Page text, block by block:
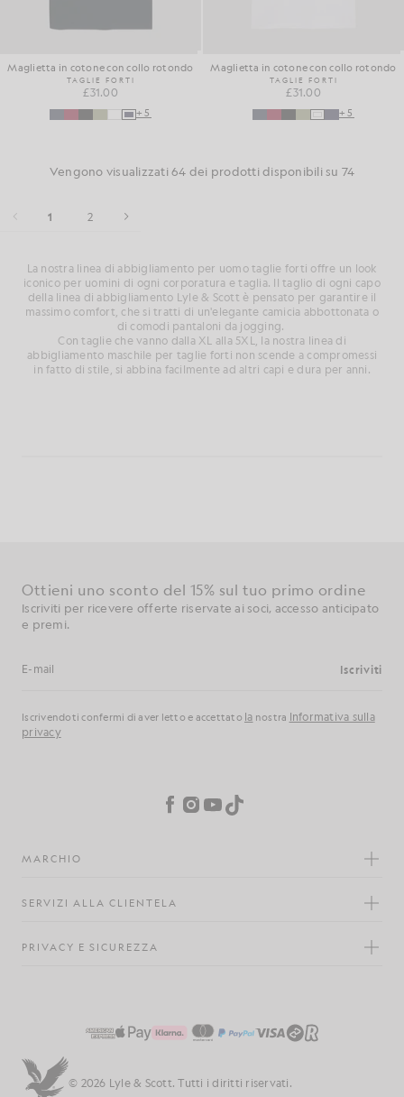
Maglietta in cotone con collo rotondo
TAGLIE FORTI
£31.00
+5
Maglietta in cotone con collo rotondo
TAGLIE FORTI
£31.00
+5
Vengono visualizzati 64 dei prodotti disponibili su 74
1 2
La nostra linea di abbigliamento per uomo taglie forti offre un look
iconico per uomini di ogni corporatura e taglia. Il taglio di ogni capo
della linea di abbigliamento Lyle & Scott è pensato per garantire il
massimo comfort, che si tratti di un'elegante camicia abbottonata o
di comodi pantaloni da jogging.
Con taglie che vanno dalla XL alla 5XL, la nostra linea di
abbigliamento maschile per taglie forti non scende a compromessi
in fatto di stile, si abbina facilmente ad altri capi e dura per anni.
Ottieni uno sconto del 15% sul tuo primo ordine
Iscriviti per ricevere offerte riservate ai soci, accesso anticipato
e premi.
Indirizzo e-mail Iscriviti
Iscrivendoti confermi di aver letto e accettato la nostra Informativa sulla
privacy
Facebook
Instagram
YouTube
TikTok
MARCHIO
SERVIZI ALLA CLIENTELA
PRIVACY E SICUREZZA
© 2026 Lyle & Scott. Tutti i diritti riservati.